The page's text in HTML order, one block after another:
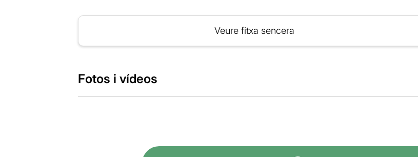
Veure fitxa sencera
Fotos i vídeos